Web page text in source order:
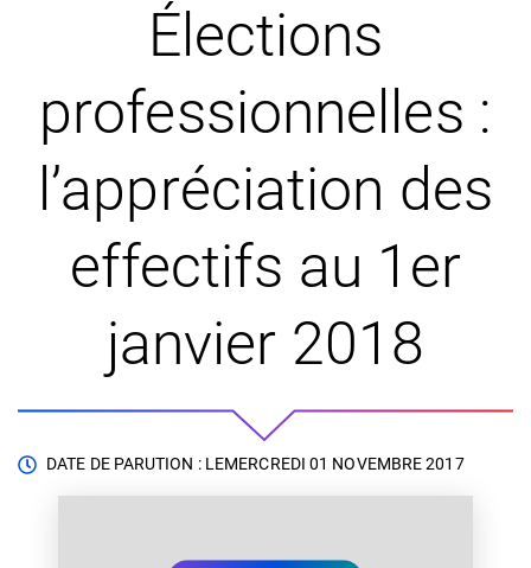
Élections
professionnelles :
l’appréciation des
effectifs au 1er
janvier 2018
DATE DE PARUTION : LEMERCREDI 01 NOVEMBRE 2017